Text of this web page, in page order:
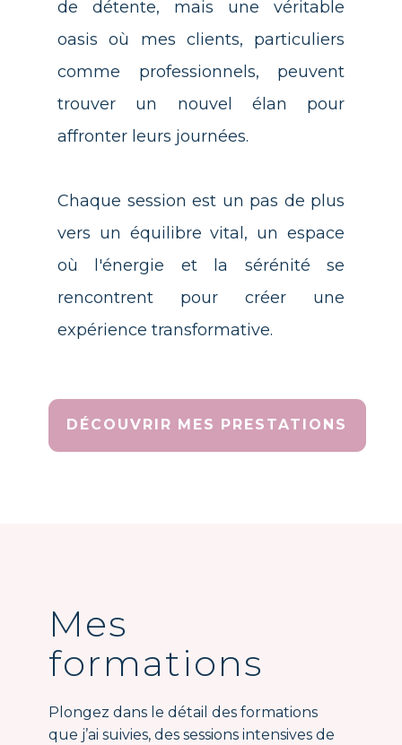
de détente, mais une véritable
oasis où mes clients, particuliers
comme professionnels, peuvent
trouver un nouvel élan pour
affronter leurs journées.
Chaque session est un pas de plus
vers un équilibre vital, un espace
où l'énergie et la sérénité se
rencontrent pour créer une
expérience transformative.
DÉCOUVRIR MES PRESTATIONS
Mes
formations
Plongez dans le détail des formations
que j’ai suivies, des sessions intensives de